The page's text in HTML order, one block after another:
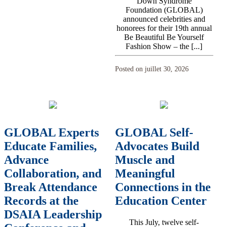
Foundation (GLOBAL)
announced celebrities and
honorees for their 19th annual
Be Beautiful Be Yourself
Fashion Show – the [...]
Posted on juillet 30, 2026
GLOBAL Experts
Educate Families,
Advance
Collaboration, and
Break Attendance
Records at the
DSAIA Leadership
GLOBAL Self-
Advocates Build
Muscle and
Meaningful
Connections in the
Education Center
This July, twelve self-